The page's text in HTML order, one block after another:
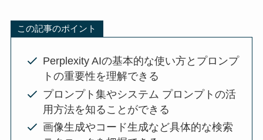
この記事のポイント
Perplexity AIの基本的な使い方とプロンプ
トの重要性を理解できる
プロンプト集やシステム プロンプトの活
用方法を知ることができる
画像生成やコード生成など具体的な検索